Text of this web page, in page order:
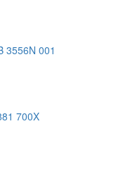
3556N 001
700X